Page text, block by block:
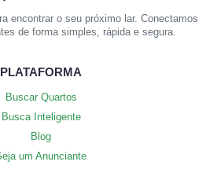
encontrar o seu próximo lar. Conectamos
de forma simples, rápida e segura.
PLATAFORMA
Buscar Quartos
Busca Inteligente
Blog
um Anunciante